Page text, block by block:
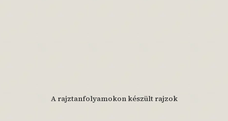
A rajztanfolyamokon készült rajzok